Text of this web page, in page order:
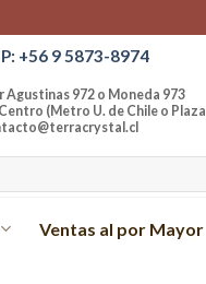
+56 9 5873-8974
o Moneda 973
(Metro U. de Chile o Plaza
Ventas al por Mayor